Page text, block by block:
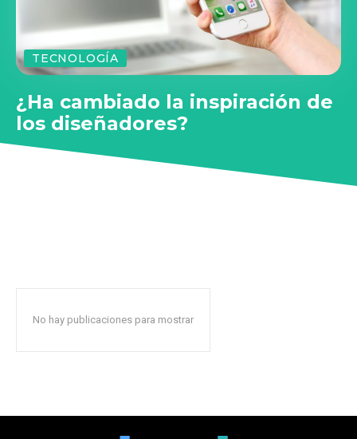
TECNOLOGÍA
¿Ha cambiado la inspiración de
los diseñadores?
No hay publicaciones para mostrar